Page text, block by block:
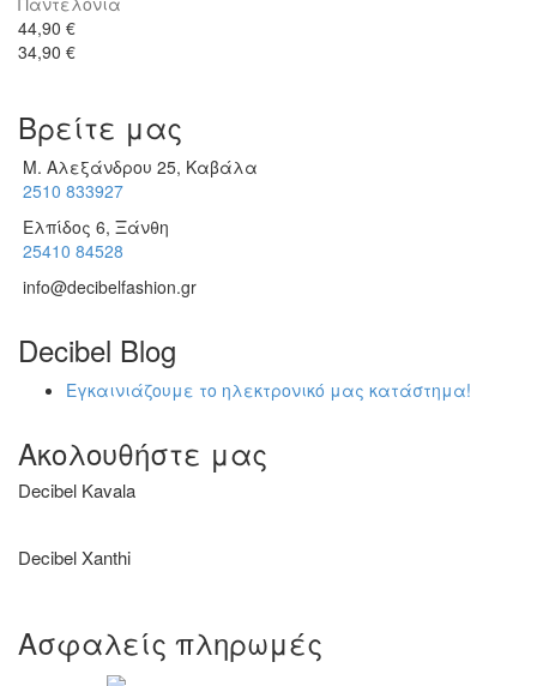
44,90 €
34,90 €
Βρείτε μας
Μ. Αλεξάνδρου 25, Καβάλα
2510 833927
Ελπίδος 6, Ξάνθη
25410 84528
info@decibelfashion.gr
Decibel Blog
Εγκαινιάζουμε το ηλεκτρονικό μας κατάστημα!
Ακολουθήστε μας
Decibel Kavala
Decibel Xanthi
Ασφαλείς πληρωμές